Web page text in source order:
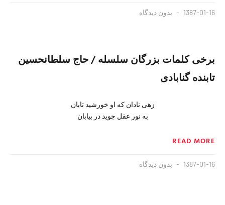
1387-01-16 بدون دیدگاه
برخی کلمات بزرگان سلسله / حاج سلطانحسین
تابنده گنابادی
زهی نادان که او خورشید تابان
به نور عقل جوید در بیابان
READ MORE
1387-01-16 بدون دیدگاه